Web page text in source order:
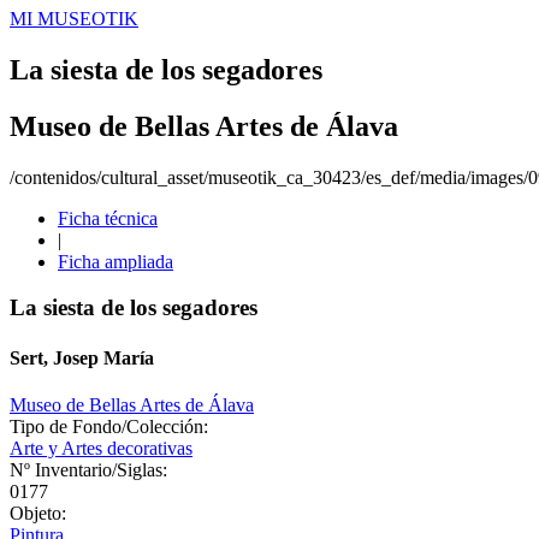
MI MUSEOTIK
La siesta de los segadores
Museo de Bellas Artes de Álava
/contenidos/cultural_asset/museotik_ca_30423/es_def/media/
Ficha técnica
|
Ficha ampliada
La siesta de los segadores
Sert, Josep María
Museo de Bellas Artes de Álava
Tipo de Fondo/Colección:
Arte y Artes decorativas
Nº Inventario/Siglas:
0177
Objeto:
Pintura